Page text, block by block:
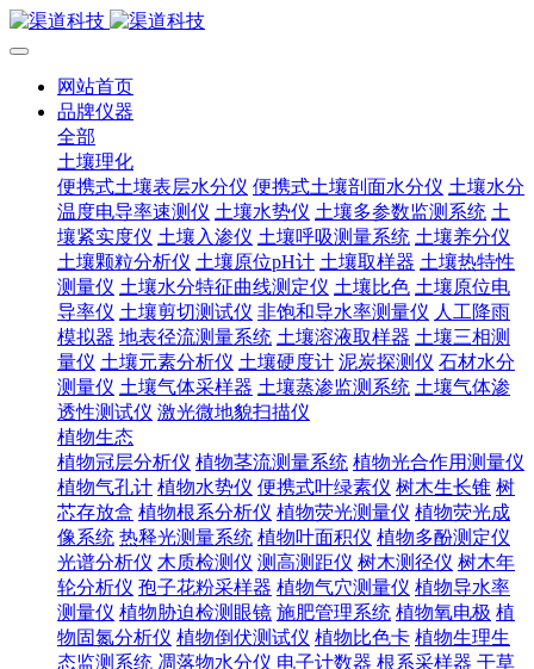
网站首页
品牌仪器
全部
土壤理化
便携式土壤表层水分仪 便携式土壤剖面水分仪 土壤水分
温度电导率速测仪 土壤水势仪 土壤多参数监测系统 土
壤紧实度仪 土壤入渗仪 土壤呼吸测量系统 土壤养分仪
土壤颗粒分析仪 土壤原位pH计 土壤取样器 土壤热特性
测量仪 土壤水分特征曲线测定仪 土壤比色 土壤原位电
导率仪 土壤剪切测试仪 非饱和导水率测量仪 人工降雨
模拟器 地表径流测量系统 土壤溶液取样器 土壤三相测
量仪 土壤元素分析仪 土壤硬度计 泥炭探测仪 石材水分
测量仪 土壤气体采样器 土壤蒸渗监测系统 土壤气体渗
透性测试仪 激光微地貌扫描仪
植物生态
植物冠层分析仪 植物茎流测量系统 植物光合作用测量仪
植物气孔计 植物水势仪 便携式叶绿素仪 树木生长锥 树
芯存放盒 植物根系分析仪 植物荧光测量仪 植物荧光成
像系统 热释光测量系统 植物叶面积仪 植物多酚测定仪
光谱分析仪 木质检测仪 测高测距仪 树木测径仪 树木年
轮分析仪 孢子花粉采样器 植物气穴测量仪 植物导水率
测量仪 植物胁迫检测眼镜 施肥管理系统 植物氧电极 植
物固氮分析仪 植物倒伏测试仪 植物比色卡 植物生理生
态监测系统 凋落物水分仪 电子计数器 根系采样器 干草